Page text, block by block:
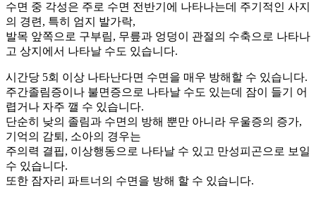
수면 중 각성은 주로 수면 전반기에 나타나는데 주기적인 사지
의 경련, 특히 엄지 발가락,
발목 앞쪽으로 구부림, 무릎과 엉덩이 관절의 수축으로 나타나
고 상지에서 나타날 수도 있습니다.
시간당 5회 이상 나타난다면 수면을 매우 방해할 수 있습니다.
주간졸림증이나 불면증으로 나타날 수도 있는데 잠이 들기 어
렵거나 자주 깰 수 있습니다.
단순히 낮의 졸림과 수면의 방해 뿐만 아니라 우울증의 증가,
기억의 감퇴, 소아의 경우는
주의력 결핍, 이상행동으로 나타날 수 있고 만성피곤으로 보일
수 있습니다.
또한 잠자리 파트너의 수면을 방해 할 수 있습니다.